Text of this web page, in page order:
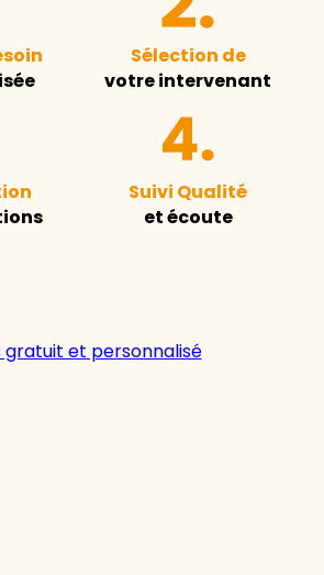
Sélection de
votre intervenant
Suivi Qualité
et écoute
gratuit et personnalisé